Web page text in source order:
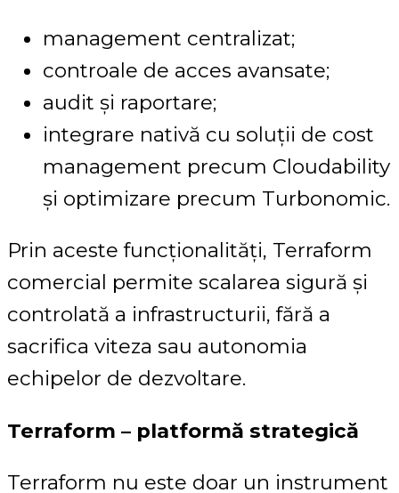
management centralizat;
controale de acces avansate;
audit și raportare;
integrare nativă cu soluții de cost
management precum Cloudability
și optimizare precum Turbonomic.
Prin aceste funcționalități, Terraform
comercial permite scalarea sigură și
controlată a infrastructurii, fără a
sacrifica viteza sau autonomia
echipelor de dezvoltare.
Terraform – platformă strategică
Terraform nu este doar un instrument